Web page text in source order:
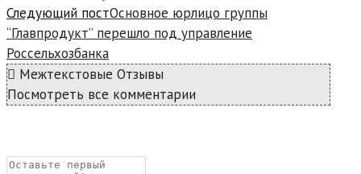
Следующий постОсновное юрлицо группы
“Главпродукт” перешло под управление
Россельхозбанка
Межтекстовые Отзывы
Посмотреть все комментарии